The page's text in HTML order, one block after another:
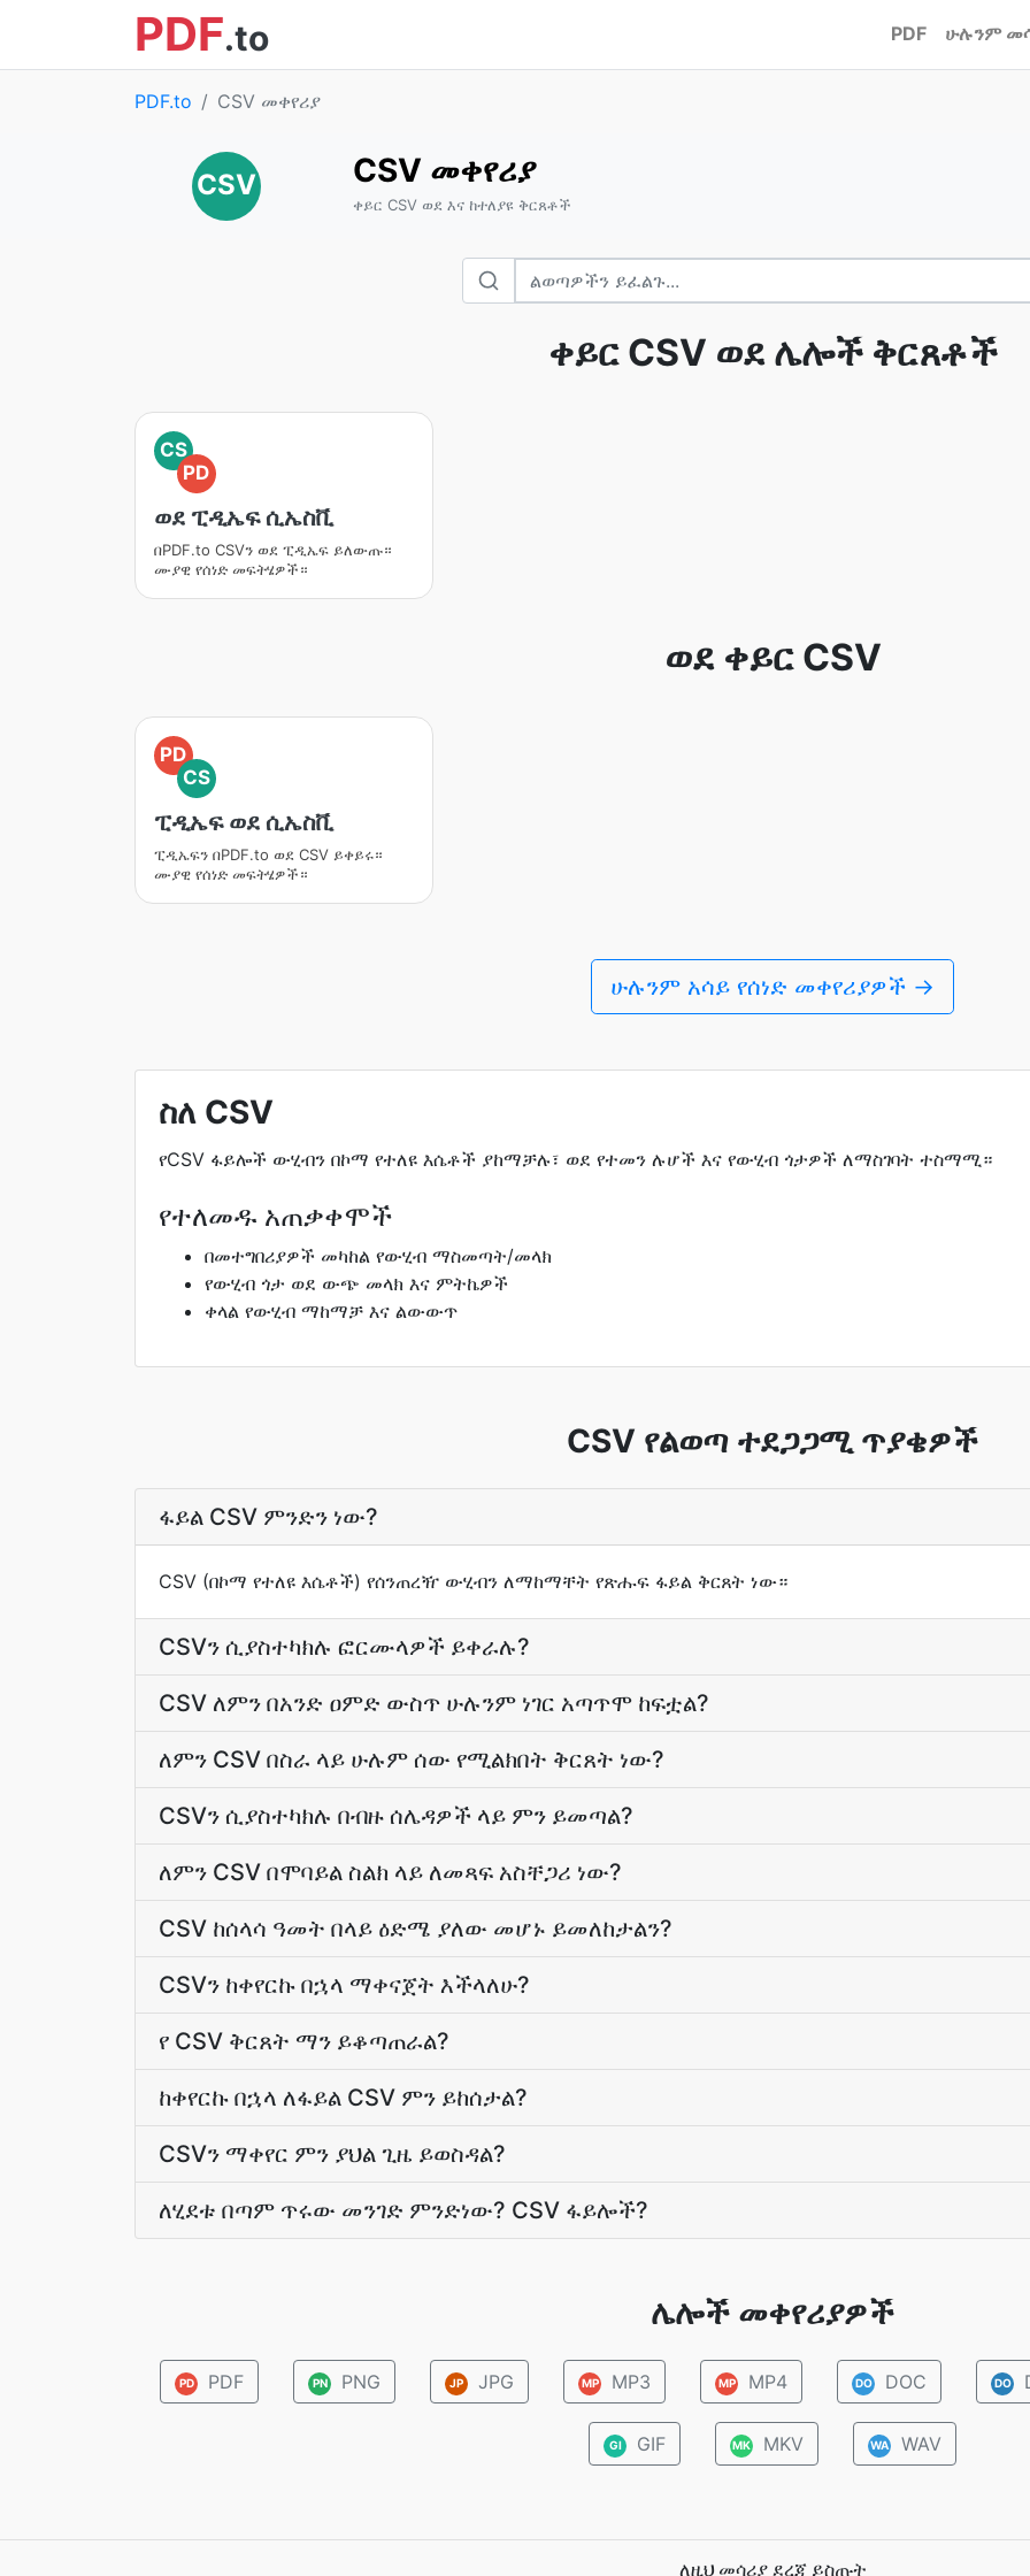
PDF.to PDF ሁሉንም
PDF.to CSV መቀየሪያ
CSV CSV መቀየሪያ
ቀይር CSV ወደ እና ከተለያዩ ቅርጸቶች
ቀይር CSV ወደ ሌሎች ቅርጸቶች
CS
PD
ወደ ፒዲኤፍ ሲኤስቪ
በPDF.to CSVን ወደ ፒዲኤፍ ይለውጡ።
ሙያዊ የሰነድ መፍትሄዎች።
ወደ ቀይር CSV
PD
CS
ፒዲኤፍ ወደ ሲኤስቪ
ፒዲኤፍን በPDF.to ወደ CSV ይቀይሩ።
ሙያዊ የሰነድ መፍትሄዎች።
ሁሉንም አሳይ የሰነድ መቀየሪያዎች →
ስለ CSV
የCSV ፋይሎች ውሂብን በኮማ የተለዩ እሴቶች ያከማቻሉ፣ ወደ የተመን ሉሆች እና የውሂብ ጎታዎች ለማስገባት ተስማሚ።
የተለመዱ አጠቃቀሞች
በመተግበሪያዎች መካከል የውሂብ ማስመጣት/መላክ
የውሂብ ጎታ ወደ ውጭ መላክ እና ምትኬዎች
ቀላል የውሂብ ማከማቻ እና ልውውጥ
CSV የልወጣ ተደጋጋሚ ጥያቄዎች
ፋይል CSV ምንድን ነው?
CSV (በኮማ የተለዩ እሴቶች) የሰንጠረዥ ውሂብን ለማከማቸት የጽሑፍ ፋይል ቅርጸት ነው።
CSVን ሲያስተካክሉ ፎርሙላዎች ይቀራሉ?
CSV ለምን በአንድ ዐምድ ውስጥ ሁሉንም ነገር አጣጥሞ ከፍቷል?
ለምን CSV በስራ ላይ ሁሉም ሰው የሚልክበት ቅርጸት ነው?
CSVን ሲያስተካክሉ በብዙ ሰሌዳዎች ላይ ምን ይመጣል?
ለምን CSV በሞባይል ስልክ ላይ ለመጻፍ አስቸጋሪ ነው?
CSV ከሰላሳ ዓመት በላይ ዕድሜ ያለው መሆኑ ይመለከታልን?
CSVን ከቀየርኩ በኋላ ማቀናጀት እችላለሁ?
የ CSV ቅርጸት ማን ይቆጣጠራል?
ከቀየርኩ በኋላ ለፋይል CSV ምን ይከሰታል?
CSVን ማቀየር ምን ያህል ጊዜ ይወስዳል?
ለሂደቱ በጣም ጥሩው መንገድ ምንድነው? CSV ፋይሎች?
ሌሎች መቀየሪያዎች
PD PDF PN PNG JP JPG MP MP3 MP MP4 DO DOC DO
GI GIF MK MKV WA WAV
ለዚህ መሳሪያ ደረጃ ይስጡት